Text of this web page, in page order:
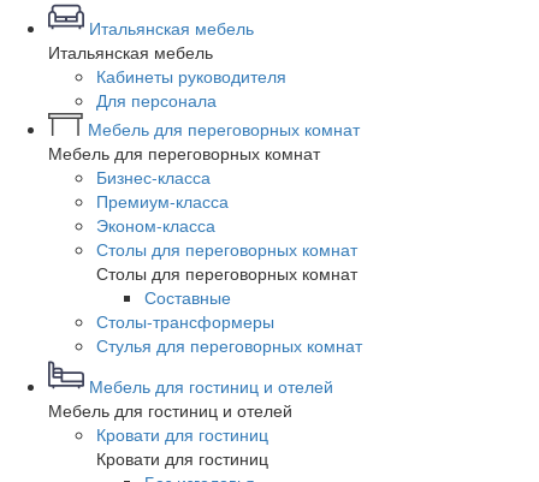
Итальянская мебель
Итальянская мебель
Кабинеты руководителя
Для персонала
Мебель для переговорных комнат
Мебель для переговорных комнат
Бизнес-класса
Премиум-класса
Эконом-класса
Столы для переговорных комнат
Столы для переговорных комнат
Составные
Столы-трансформеры
Стулья для переговорных комнат
Мебель для гостиниц и отелей
Мебель для гостиниц и отелей
Кровати для гостиниц
Кровати для гостиниц